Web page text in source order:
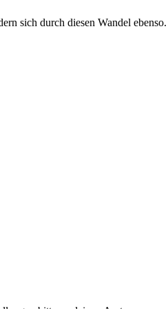
sich durch diesen Wandel